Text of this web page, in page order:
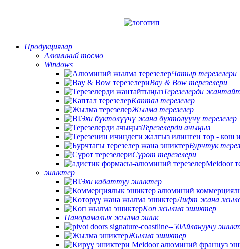
Продукциялар
Алюминий тосмо
Windows
Чатыр терезелери
Bay & Bow терезелери
Терезелерди
Каптал терезелер
Жылма терезелер
Эки бүктөлүүчү жана бүктөлүүчү терезелер
Терезелерди ачыңыз
Бурчтук
Сүрөт терезелери
эшиктер
Эки кабаттуу эшиктер
Лифт жана
Көп жылма эшиктер
Панорамалык жылма эшик
Айлануучу
Жылма эшиктер